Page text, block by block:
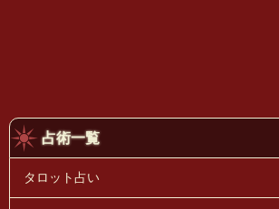
占術一覧
タロット占い